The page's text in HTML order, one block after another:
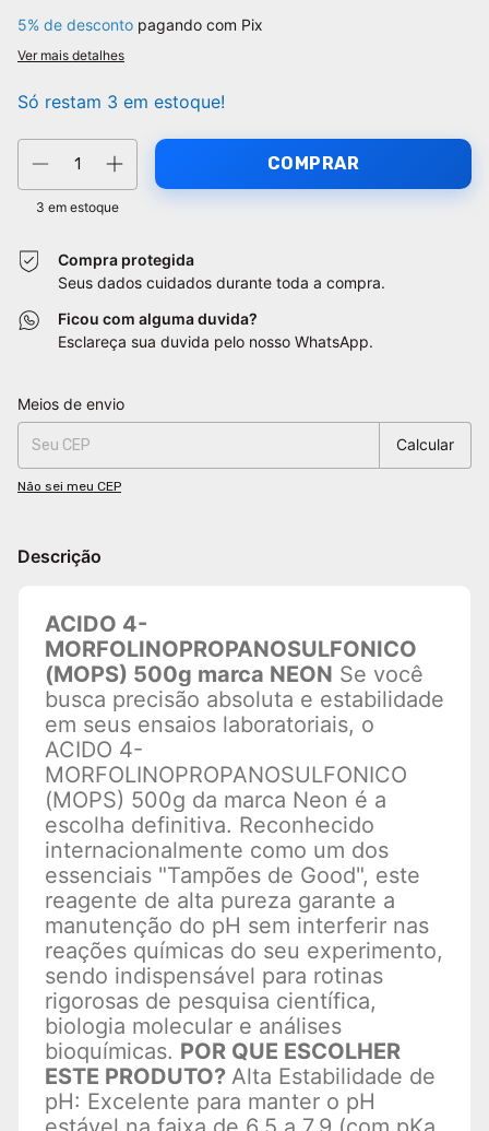
5% de desconto pagando com Pix
Ver mais detalhes
Só restam 3 em estoque!
3 em estoque
Compra protegida
Seus dados cuidados durante toda a compra.
Ficou com alguma duvida?
Esclareça sua duvida pelo nosso WhatsApp.
Entregas para o CEP:
Meios de envio
Calcular
Não sei meu CEP
Descrição
ACIDO 4-
MORFOLINOPROPANOSULFONICO
(MOPS) 500g marca NEON Se você
busca precisão absoluta e estabilidade
em seus ensaios laboratoriais, o
ACIDO 4-
MORFOLINOPROPANOSULFONICO
(MOPS) 500g da marca Neon é a
escolha definitiva. Reconhecido
internacionalmente como um dos
essenciais "Tampões de Good", este
reagente de alta pureza garante a
manutenção do pH sem interferir nas
reações químicas do seu experimento,
sendo indispensável para rotinas
rigorosas de pesquisa científica,
biologia molecular e análises
bioquímicas. POR QUE ESCOLHER
ESTE PRODUTO? Alta Estabilidade de
pH: Excelente para manter o pH